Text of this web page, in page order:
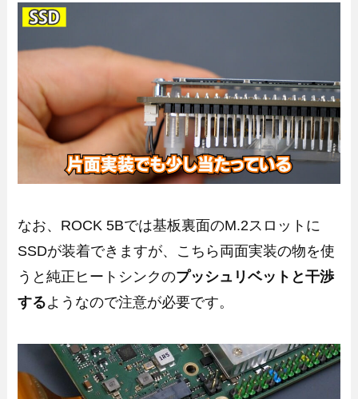
なお、ROCK 5Bでは基板裏面のM.2スロットに
SSDが装着できますが、こちら両面実装の物を使
うと純正ヒートシンクのプッシュリベットと干渉
するようなので注意が必要です。